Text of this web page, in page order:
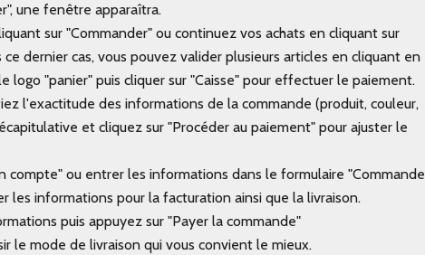
une fenêtre apparaîtra.
sur "Commander" ou continuez vos achats en cliquant sur
ce dernier cas, vous pouvez valider plusieurs articles en cliquant en
logo "panier" puis cliquer sur "Caisse" pour effectuer le paiement.
l'exactitude des informations de la commande (produit, couleur,
et cliquez sur "Procéder au paiement" pour ajuster le
compte" ou entrer les informations dans le formulaire "Commande
les informations pour la facturation ainsi que la livraison.
puis appuyez sur "Payer la commande"
le mode de livraison qui vous convient le mieux.